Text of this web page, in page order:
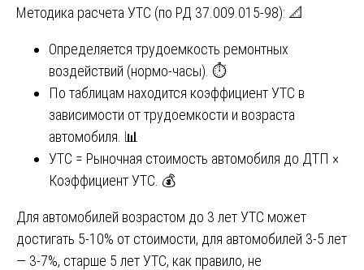
Методика расчета УТС (по РД 37.009.015-98): 📐
Определяется трудоемкость ремонтных
воздействий (нормо-часы). ⏱️
По таблицам находится коэффициент УТС в
зависимости от трудоемкости и возраста
автомобиля. 📊
УТС = Рыночная стоимость автомобиля до ДТП ×
Коэффициент УТС. 💰
Для автомобилей возрастом до 3 лет УТС может
достигать 5-10% от стоимости, для автомобилей 3-5 лет
— 3-7%, старше 5 лет УТС, как правило, не